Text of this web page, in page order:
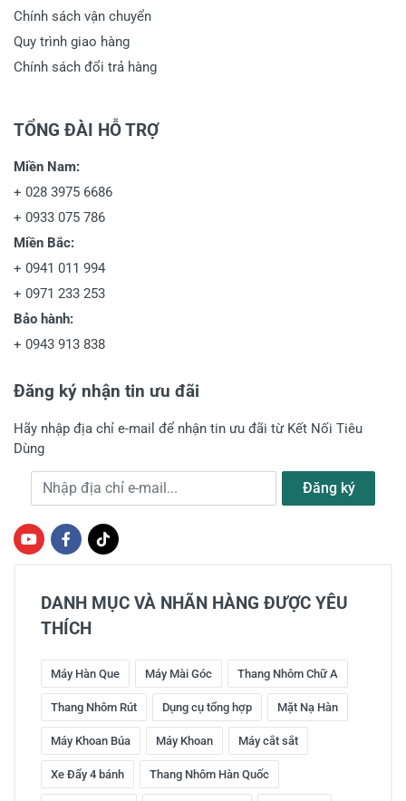
Đánh giá sao
Tiêu đề của nhận xét
Viết nhận xét của bạn vào bên dưới
Gửi nhận xét
Chính sách vận chuyển
Quy trình giao hàng
Chính sách đổi trả hàng
TỔNG ĐÀI HỖ TRỢ
Miền Nam:
+ 028 3975 6686
+ 0933 075 786
Miền Bắc:
+ 0941 011 994
+ 0971 233 253
Bảo hành:
+ 0943 913 838
Đăng ký nhận tin ưu đãi
Hãy nhập địa chỉ e-mail để nhận tin ưu đãi từ Kết Nối Tiêu
Dùng
Địa chỉ e-mail Đăng ký
DANH MỤC VÀ NHÃN HÀNG ĐƯỢC YÊU
THÍCH
Máy Hàn Que Máy Mài Góc Thang Nhôm Chữ A
Thang Nhôm Rút Dụng cụ tổng hợp Mặt Nạ Hàn
Máy Khoan Búa Máy Khoan Máy cắt sắt
Xe Đẩy 4 bánh Thang Nhôm Hàn Quốc